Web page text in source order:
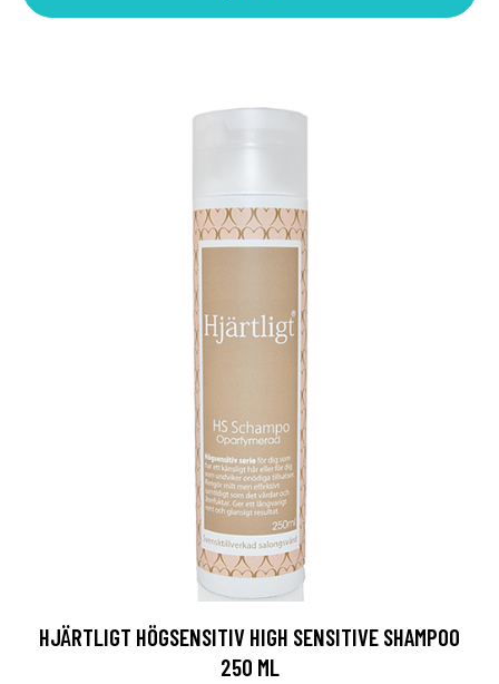
HJÄRTLIGT HÖGSENSITIV HIGH SENSITIVE SHAMPOO
250 ML